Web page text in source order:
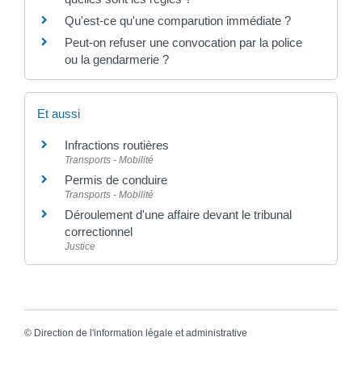
Qu'est-ce qu'une comparution immédiate ?
Peut-on refuser une convocation par la police
ou la gendarmerie ?
Et aussi
Infractions routières
Transports - Mobilité
Permis de conduire
Transports - Mobilité
Déroulement d'une affaire devant le tribunal
correctionnel
Justice
© Direction de l'information légale et administrative